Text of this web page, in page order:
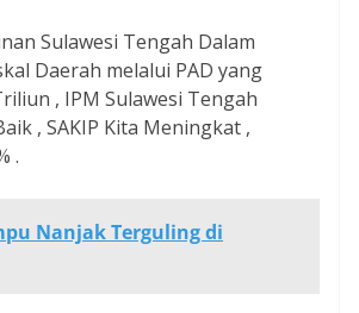
Sulawesi Tengah Dalam
Daerah melalui PAD yang
, IPM Sulawesi Tengah
, SAKIP Kita Meningkat ,
.
Nanjak Terguling di